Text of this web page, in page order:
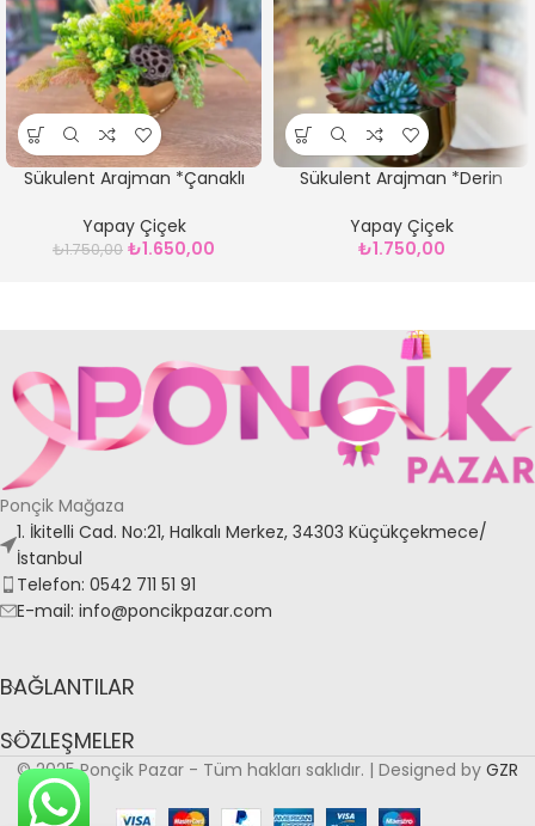
Sükulent Arajman *Çanaklı
Yapay Çiçek
₺1.750,00 ₺1.650,00
Sükulent Arajman *Derin
Yapay Çiçek
₺1.750,00
Ponçik Mağaza
1. İkitelli Cad. No:21, Halkalı Merkez, 34303 Küçükçekmece/
İstanbul
Telefon: 0542 711 51 91
E-mail: info@poncikpazar.com
BAĞLANTILAR
SÖZLEŞMELER
© 2025 Ponçik Pazar - Tüm hakları saklıdır. | Designed by GZR